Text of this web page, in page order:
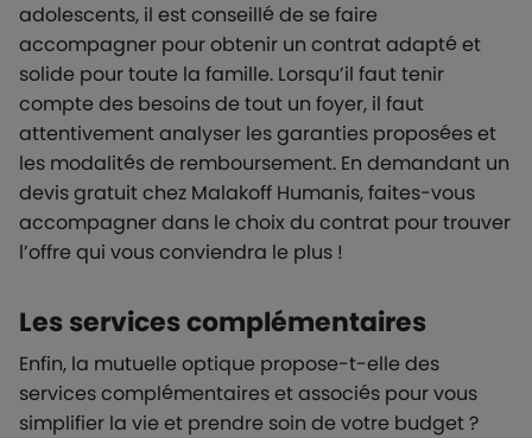
adolescents, il est conseillé de se faire
accompagner pour obtenir un contrat adapté et
solide pour toute la famille. Lorsqu’il faut tenir
compte des besoins de tout un foyer, il faut
attentivement analyser les garanties proposées et
les modalités de remboursement. En demandant un
devis gratuit chez Malakoff Humanis, faites-vous
accompagner dans le choix du contrat pour trouver
l’offre qui vous conviendra le plus !
Les services complémentaires
Enfin, la mutuelle optique propose-t-elle des
services complémentaires et associés pour vous
simplifier la vie et prendre soin de votre budget ?